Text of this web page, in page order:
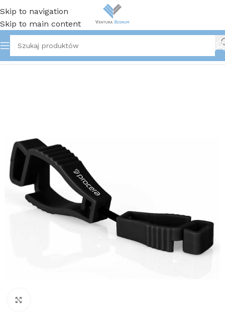
Skip to navigation
Skip to main content
Strona główna